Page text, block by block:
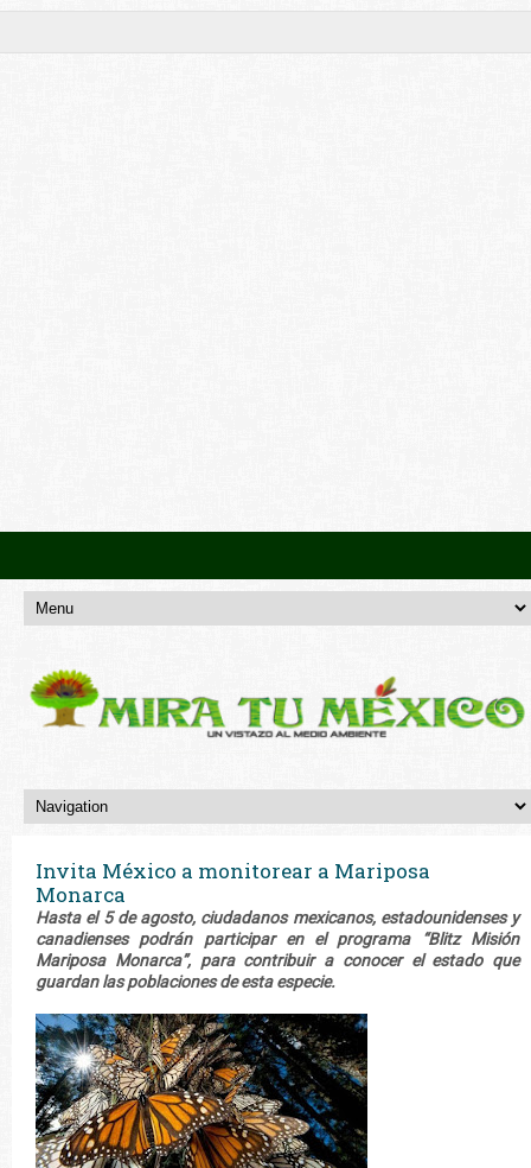
Invita México a monitorear a Mariposa
Monarca
Hasta el 5 de agosto, ciudadanos mexicanos, estadounidenses y
canadienses podrán participar en el programa “Blitz Misión
Mariposa Monarca”, para contribuir a conocer el estado que
guardan las poblaciones de esta especie.